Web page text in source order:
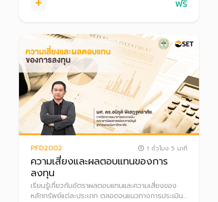
ฟรี
PFD2002 1 ชั่วโมง 5 นาที
ความเสี่ยงและผลตอบแทนของการ
ลงทุน
เรียนรู้เกี่ยวกับอัตราผลตอบแทนและความเสี่ยงของ
หลักทรัพย์แต่ละประเภท ตลอดจนแนวทางการประเมิน